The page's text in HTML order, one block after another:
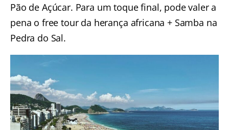
Pão de Açúcar. Para um toque final, pode valer a
pena o free tour da herança africana + Samba na
Pedra do Sal.